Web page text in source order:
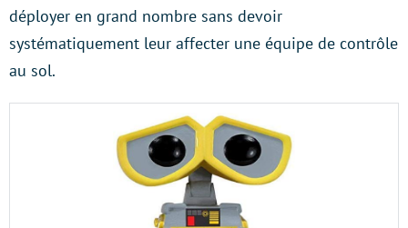
déployer en grand nombre sans devoir
systématiquement leur affecter une équipe de contrôle
au sol.